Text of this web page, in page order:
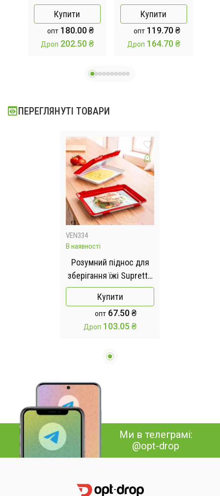
кришка для
продуктів Stay
Fresh
Купити
опт180.00 ₴
Дроп 202.50 ₴
ложки 2 штуки
Adjustable
measuring spoon
Купити
опт119.70 ₴
Дроп 164.70 ₴
ПЕРЕГЛЯНУТІ ТОВАРИ
VEN334
В наявності
Розумний піднос для
зберігання їжі Supretto
з кришкою для нарізки
та продуктів
Купити
опт 67.50 ₴
Дроп 103.05 ₴
Ми в телеграмі:
@opt-drop